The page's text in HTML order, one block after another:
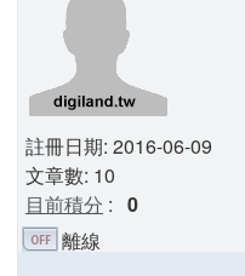
註冊日期: 2016-06-09
文章數: 10
目前積分 : 0
離線